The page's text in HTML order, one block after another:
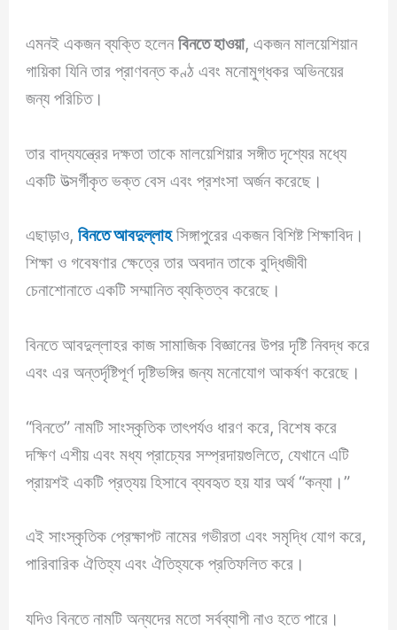
এমনই একজন ব্যক্তি হলেনবিনতে হাওয়া, একজন মালয়েশিয়ান
গায়িকা যিনি তার প্রাণবন্ত কণ্ঠ এবং মনোমুগ্ধকর অভিনয়ের
জন্য পরিচিত।
তার বাদ্যযন্ত্রের দক্ষতা তাকে মালয়েশিয়ার সঙ্গীত দৃশ্যের মধ্যে
একটি উত্সর্গীকৃত ভক্ত বেস এবং প্রশংসা অর্জন করেছে।
এছাড়াও,বিনতে আবদুল্লাহসিঙ্গাপুরের একজন বিশিষ্ট শিক্ষাবিদ।
শিক্ষা ও গবেষণার ক্ষেত্রে তার অবদান তাকে বুদ্ধিজীবী
চেনাশোনাতে একটি সম্মানিত ব্যক্তিত্ব করেছে।
বিনতে আবদুল্লাহর কাজ সামাজিক বিজ্ঞানের উপর দৃষ্টি নিবদ্ধ করে
এবং এর অন্তর্দৃষ্টিপূর্ণ দৃষ্টিভঙ্গির জন্য মনোযোগ আকর্ষণ করেছে।
“বিনতে” নামটি সাংস্কৃতিক তাৎপর্যও ধারণ করে, বিশেষ করে
দক্ষিণ এশীয় এবং মধ্য প্রাচ্যের সম্প্রদায়গুলিতে, যেখানে এটি
প্রায়শই একটি প্রত্যয় হিসাবে ব্যবহৃত হয় যার অর্থ “কন্যা।”
এই সাংস্কৃতিক প্রেক্ষাপট নামের গভীরতা এবং সমৃদ্ধি যোগ করে,
পারিবারিক ঐতিহ্য এবং ঐতিহ্যকে প্রতিফলিত করে।
যদিও বিনতে নামটি অন্যদের মতো সর্বব্যাপী নাও হতে পারে।